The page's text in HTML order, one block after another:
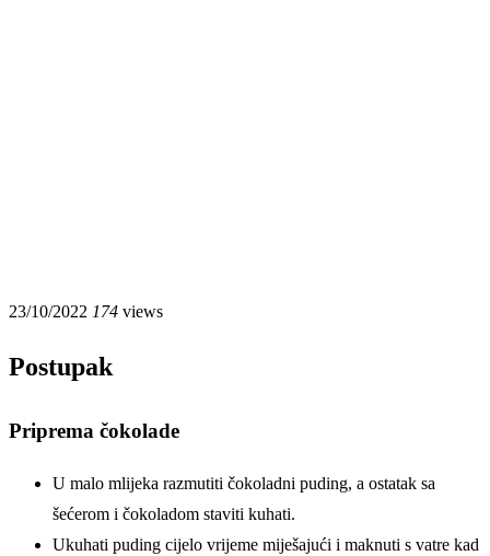
23/10/2022 174 views
Postupak
Priprema čokolade
U malo mlijeka razmutiti čoko­ladni puding, a ostatak sa
šećerom i čoko­ladom staviti kuhati.
Ukuhati puding cijelo vrijeme miješajući i maknuti s vatre kad